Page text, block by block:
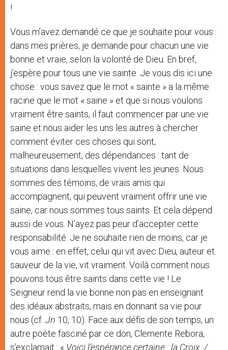
!
Vous m’avez demandé ce que je souhaite pour vous :
dans mes prières, je demande pour chacun une vie
bonne et vraie, selon la volonté de Dieu. En bref,
j’espère pour tous une vie sainte. Je vous dis ici une
chose : vous savez que le mot « sainte » a la même
racine que le mot « saine » et que si nous voulons
vraiment être saints, il faut commencer par une vie
saine et nous aider les uns les autres à chercher
comment éviter ces choses qui sont,
malheureusement, des dépendances : tant de
situations dans lesquelles vivent les jeunes. Nous
sommes des témoins, de vrais amis qui
accompagnent, qui peuvent vraiment offrir une vie
saine, car nous sommes tous saints. Et cela dépend
aussi de vous. N’ayez pas peur d’accepter cette
responsabilité. Je ne souhaite rien de moins, car je
vous aime : en effet, celui qui vit avec Dieu, auteur et
sauveur de la vie, vit vraiment. Voilà comment nous
pouvons tous être saints dans cette vie ! Le
Seigneur rend la vie bonne non pas en enseignant
des idéaux abstraits, mais en donnant sa vie pour
nous (cf. Jn 10, 10). Face aux défis de son temps, un
autre poète fasciné par ce don, Clemente Rebora,
s’exclamait : « Voici l’espérance certaine : la Croix. /